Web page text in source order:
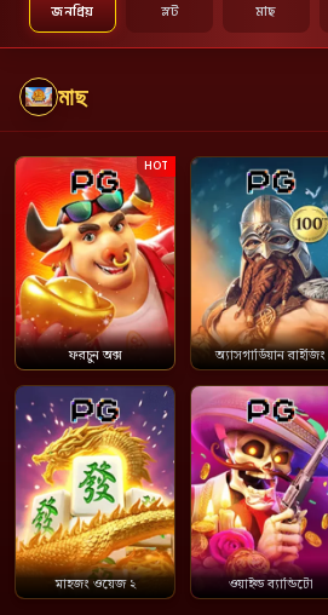
জনপ্রিয় স্লট মাছ
মাছ
HOT
ফরচুন অক্স অ্যাসগার্ডিয়ান রাইজিং
মাহজং ওয়েজ ২ ওয়াইল্ড ব্যান্ডিটো